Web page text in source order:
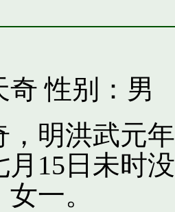
奇 性别：男
，明洪武元
月15日未时
一。